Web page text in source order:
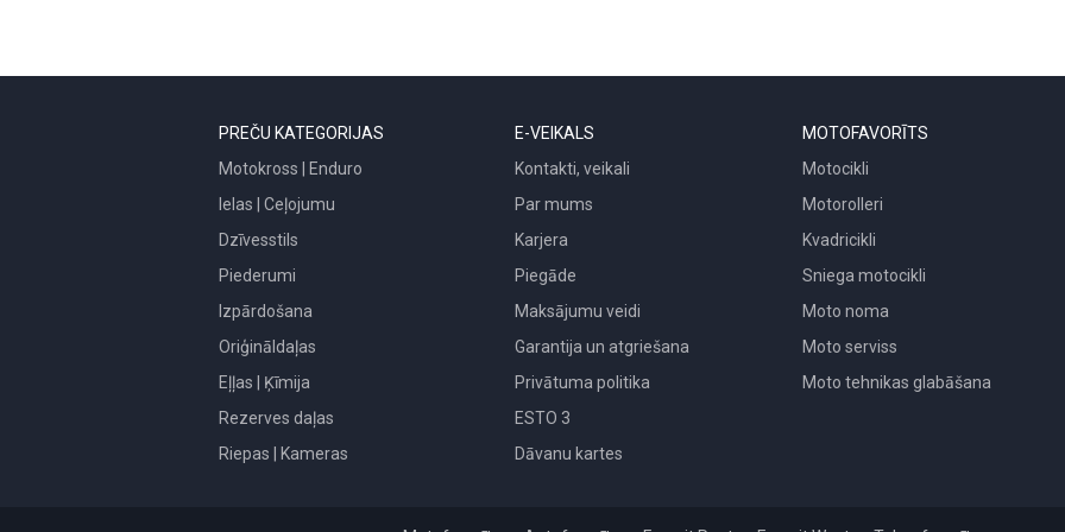
PREČU KATEGORIJAS
Motokross | Enduro
Ielas | Ceļojumu
Dzīvesstils
Piederumi
Izpārdošana
Oriģināldaļas
Eļļas | Ķīmija
Rezerves daļas
Riepas | Kameras
E-VEIKALS
Kontakti, veikali
Par mums
Karjera
Piegāde
Maksājumu veidi
Garantija un atgriešana
Privātuma politika
ESTO 3
Dāvanu kartes
MOTOFAVORĪTS
Motocikli
Motorolleri
Kvadricikli
Sniega motocikli
Moto noma
Moto serviss
Moto tehnikas glabāšana